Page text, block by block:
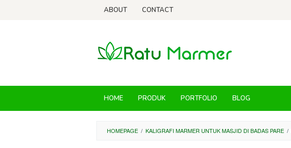
ABOUT CONTACT
HOME PRODUK PORTFOLIO BLOG
HOMEPAGE / KALIGRAFI MARMER UNTUK MASJID DI BADAS PARE /